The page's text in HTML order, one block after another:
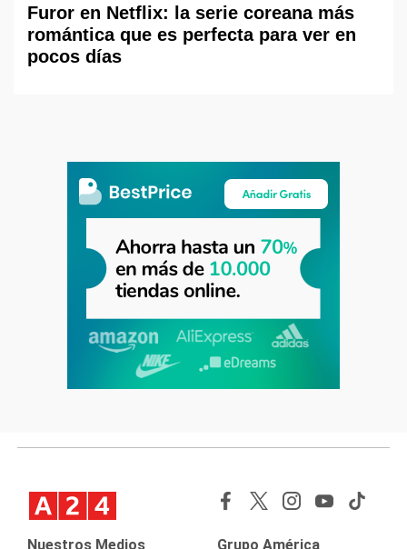
Furor en Netflix: la serie coreana más
romántica que es perfecta para ver en
pocos días
Nuestros Medios Grupo América